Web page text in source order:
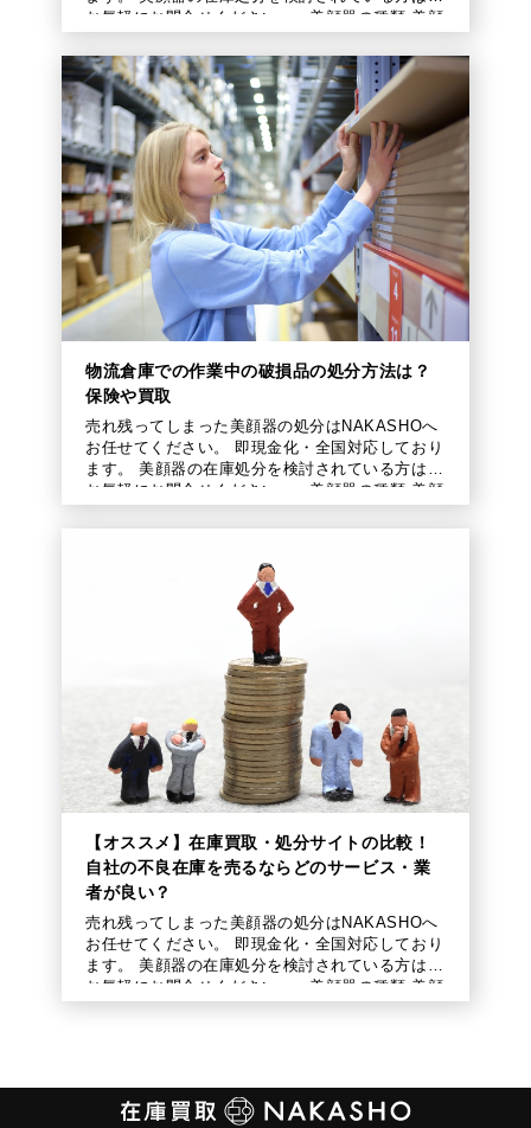
お気軽にお問合せください。 美顔器の種類 美顔
物流倉庫での作業中の破損品の処分方法は？
保険や買取
売れ残ってしまった美顔器の処分はNAKASHOへ
お任せてください。 即現金化・全国対応しており
ます。 美顔器の在庫処分を検討されている方は、
お気軽にお問合せください。 美顔器の種類 美顔
【オススメ】在庫買取・処分サイトの比較！
自社の不良在庫を売るならどのサービス・業
者が良い？
売れ残ってしまった美顔器の処分はNAKASHOへ
お任せてください。 即現金化・全国対応しており
ます。 美顔器の在庫処分を検討されている方は、
お気軽にお問合せください。 美顔器の種類 美顔